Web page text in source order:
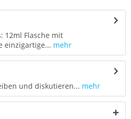
12ml Flasche mit
einzigartige... mehr
und diskutieren... mehr